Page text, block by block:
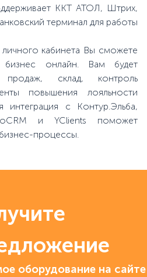
ККТ АТОЛ, Штрих,
терминал для работы
кабинета Вы сможете
бизнес онлайн. Вам будет
продаж, склад, контроль
повышения лояльности
интеграция с Контур.Эльба,
и YClients поможет
процессы.
оборудование на сайте